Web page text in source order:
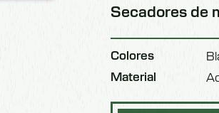
Secadores de
Colores
Material